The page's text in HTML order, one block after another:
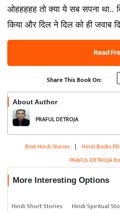
ओहहहहह तो क्या ये सब सपना था..
किया और दिल ने दिल को ही जवाब
Read
Share This Book On:
About Author
PRAFUL DETROJA
Best Hindi Stories | Hindi Books
PRAFUL DETROJA
More Interesting Options
Hindi Short Stories Hindi Spiritual